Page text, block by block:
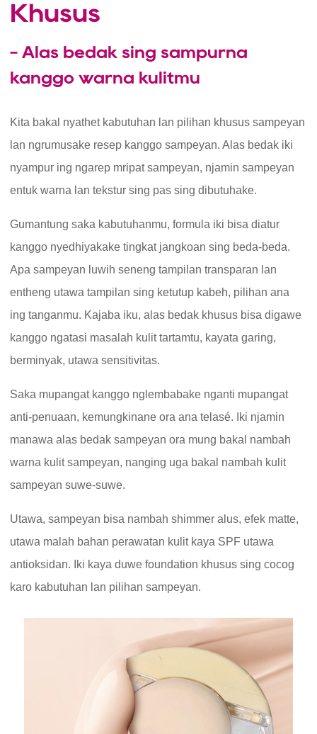
Khusus
- Alas bedak sing sampurna
kanggo warna kulitmu
Kita bakal nyathet kabutuhan lan pilihan khusus sampeyan
lan ngrumusake resep kanggo sampeyan. Alas bedak iki
nyampur ing ngarep mripat sampeyan, njamin sampeyan
entuk warna lan tekstur sing pas sing dibutuhake.
Gumantung saka kabutuhanmu, formula iki bisa diatur
kanggo nyedhiyakake tingkat jangkoan sing beda-beda.
Apa sampeyan luwih seneng tampilan transparan lan
entheng utawa tampilan sing ketutup kabeh, pilihan ana
ing tanganmu. Kajaba iku, alas bedak khusus bisa digawe
kanggo ngatasi masalah kulit tartamtu, kayata garing,
berminyak, utawa sensitivitas.
Saka mupangat kanggo nglembabake nganti mupangat
anti-penuaan, kemungkinane ora ana telasé. Iki njamin
manawa alas bedak sampeyan ora mung bakal nambah
warna kulit sampeyan, nanging uga bakal nambah kulit
sampeyan suwe-suwe.
Utawa, sampeyan bisa nambah shimmer alus, efek matte,
utawa malah bahan perawatan kulit kaya SPF utawa
antioksidan. Iki kaya duwe foundation khusus sing cocog
karo kabutuhan lan pilihan sampeyan.